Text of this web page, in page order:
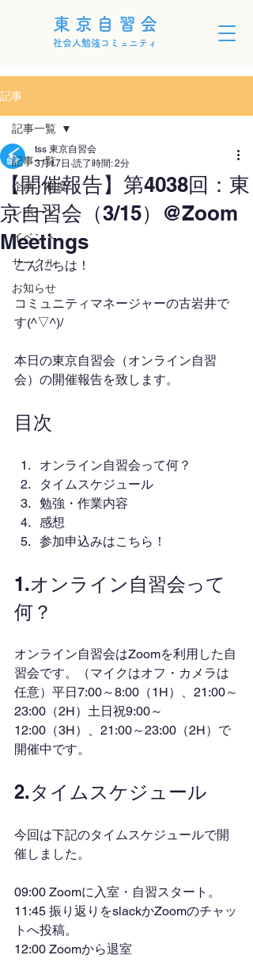
東京自習会
社会人勉強コミュニティ
記事
記事一覧
企画・制度
レポート
イベント
サークル
お知らせ
記事一覧
【開催報告】第4038回：東
京自習会（3/15）@Zoom
Meetings
tss 東京自習会
3月17日 読了時間: 2分
こんにちは！
コミュニティマネージャーの古岩井で
す(^▽^)/
本日の東京自習会（オンライン自習
会）の開催報告を致します。
目次
オンライン自習会って何？
タイムスケジュール
勉強・作業内容
感想
参加申込みはこちら！
1.オンライン自習会って
何？
オンライン自習会はZoomを利用した自
習会です。（マイクはオフ・カメラは
任意）平日7:00～8:00（1H）、21:00～
23:00（2H）土日祝9:00～
12:00（3H）、21:00～23:00（2H）で
開催中です。
2.タイムスケジュール
今回は下記のタイムスケジュールで開
催しました。
09:00 Zoomに入室・自習スタート。
11:45 振り返りをslackかZoomのチャッ
トへ投稿。
12:00 Zoomから退室